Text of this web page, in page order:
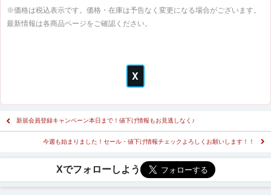
※価格は税込表示です。価格・在庫は予告なく変更になる場合がございます。
最新情報は各商品ページをご確認ください。
新規会員登録キャンペーン本日まで！値下げ情報もお見逃しなく♪
今週も始まりました！セール・値下げ情報チェックよろしくお願いします！！